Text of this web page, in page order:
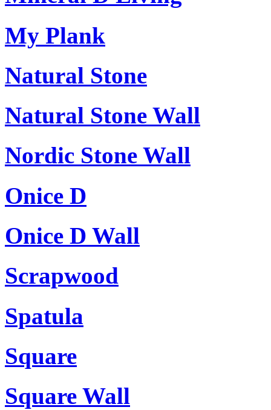
My Plank
Natural Stone
Natural Stone Wall
Nordic Stone Wall
Onice D
Onice D Wall
Scrapwood
Spatula
Square
Square Wall